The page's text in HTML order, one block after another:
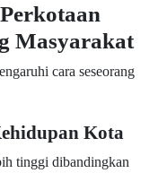
Masyarakat
cara seseorang
Kota
tinggi dibandingkan